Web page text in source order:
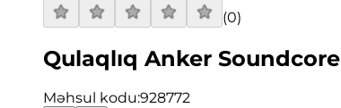
(0)
Qulaqlıq Anker
Məhsul kodu:928772